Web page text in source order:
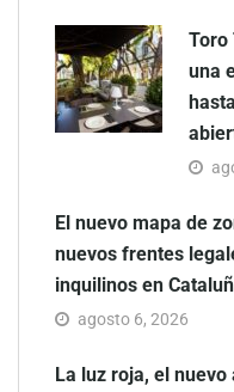
Toro
una
El nuevo mapa de
nuevos frentes
inquilinos en
agosto 6, 2026
La luz roja, el